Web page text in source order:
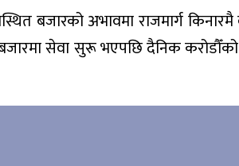
बजारको अभावमा राजमार्ग
सेवा सुरू भएपछि दैनिक करोडौँको